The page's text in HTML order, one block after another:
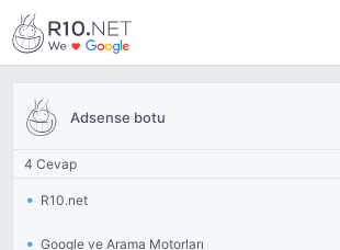
Adsense botu
4 Cevap
R10.net
Google ve Arama Motorları